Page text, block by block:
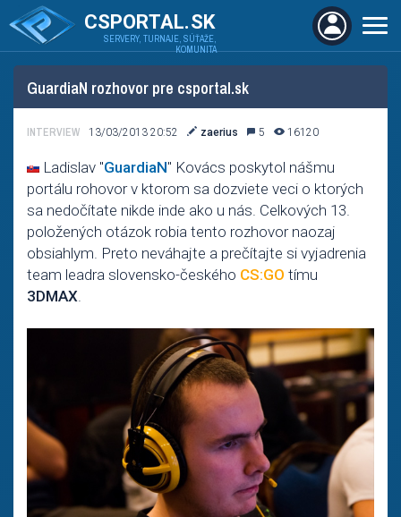
CSPORTAL.SK
SERVERY, TURNAJE, SÚŤAŽE,
KOMUNITA
GuardiaN rozhovor pre csportal.sk
INTERVIEW 13/03/2013 20:52 zaerius 5 16120
Ladislav "GuardiaN" Kovács poskytol nášmu
portálu rohovor v ktorom sa dozviete veci o ktorých
sa nedočítate nikde inde ako u nás. Celkových 13.
položených otázok robia tento rozhovor naozaj
obsiahlym. Preto neváhajte a prečítajte si vyjadrenia
team leadra slovensko-českého CS:GO tímu
3DMAX.